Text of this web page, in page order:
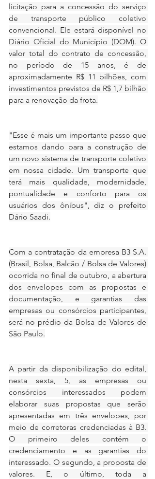
licitação para a concessão do serviço
de transporte público coletivo
convencional. Ele estará disponível no
Diário Oficial do Município (DOM). O
valor total do contrato de concessão,
no período de 15 anos, é de
aproximadamente R$ 11 bilhões, com
investimentos previstos de R$ 1,7 bilhão
para a renovação da frota.
"Esse é mais um importante passo que
estamos dando para a construção de
um novo sistema de transporte coletivo
em nossa cidade. Um transporte que
terá mais qualidade, modernidade,
pontualidade e conforto para os
usuários dos ônibus", diz o prefeito
Dário Saadi.
Com a contratação da empresa B3 S.A.
(Brasil, Bolsa, Balcão / Bolsa de Valores)
ocorrida no final de outubro, a abertura
dos envelopes com as propostas e
documentação, e garantias das
empresas ou consórcios participantes,
será no prédio da Bolsa de Valores de
São Paulo.
A partir da disponibilização do edital,
nesta sexta, 5, as empresas ou
consórcios interessados podem
elaborar suas propostas que serão
apresentadas em três envelopes, por
meio de corretoras credenciadas à B3.
O primeiro deles contém o
credenciamento e as garantias do
interessado. O segundo, a proposta de
valores. E, o último, toda a